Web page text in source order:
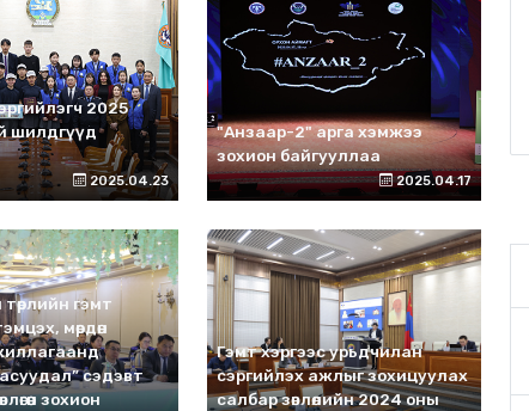
2025
шилдгүүд
2025.04.23
"Анзаар-2" арга хэмжээ
зохион байгууллаа
2025.04.17
гэмт
мөрдөн
сэдэвт
зохион
Гэмт хэргээс урьдчилан
сэргийлэх ажлыг зохицуулах
салбар зөвлөлийн 2024 оны